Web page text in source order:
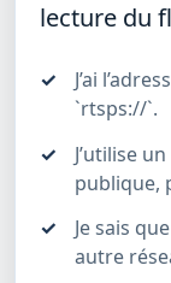
lecture du
J’ai
`rtsps://`.
J’utilise
publique,
Je sais
autre